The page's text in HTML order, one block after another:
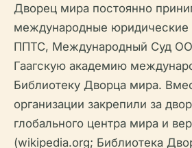
Дворец мира постоянно
международные юридические
ППТС, Международный Суд
Гаагскую академию
Библиотеку Дворца мира.
организации закрепили за
глобального центра мира и
(wikipedia.org; Библиотека